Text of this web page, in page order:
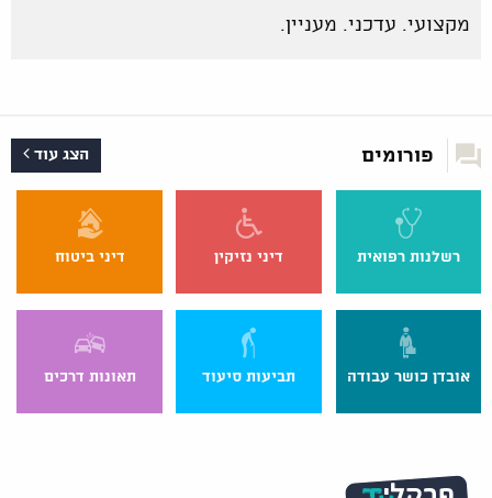
מקצועי. עדכני. מעניין.
פורומים הצג עוד
רשלנות רפואית דיני נזיקין דיני ביטוח
אובדן כושר עבודה תביעות סיעוד תאונות דרכים